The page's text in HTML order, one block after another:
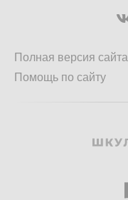
Полная версия сайта
Помощь по сайту